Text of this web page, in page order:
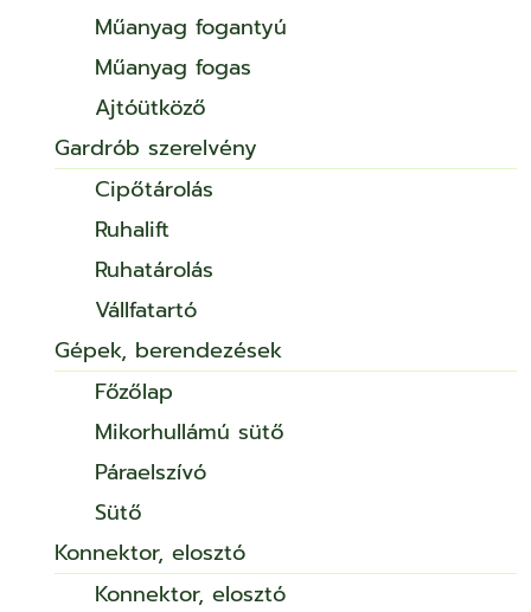
Műanyag fogantyú
Műanyag fogas
Ajtóütköző
Gardrób szerelvény
Cipőtárolás
Ruhalift
Ruhatárolás
Vállfatartó
Gépek, berendezések
Főzőlap
Mikorhullámú sütő
Páraelszívó
Sütő
Konnektor, elosztó
Konnektor, elosztó